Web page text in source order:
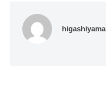
higashiyama